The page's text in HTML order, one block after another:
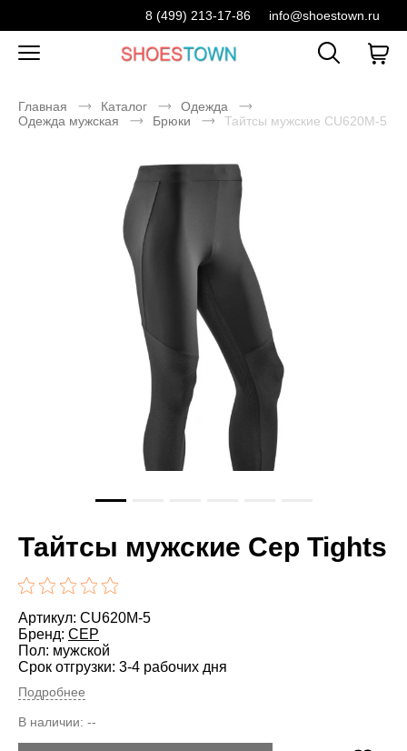
8 (499) 213-17-86 info@shoestown.ru
Главная Каталог
Одежда
Одежда мужская
Брюки Тайтсы мужские CU620M-5
Тайтсы мужские Cep Tights
Артикул: CU620M-5
Бренд: CEP
Пол: мужской
Срок отгрузки: 3-4 рабочих дня
Подробнее
В наличии: --